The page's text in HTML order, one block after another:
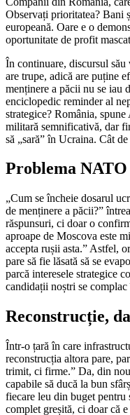
Observați prioritatea? Bani
europeană. Oare e o
oportunitate de profit
În continuare, discursul său
are trupe, adică are puține
menținere a păcii nu se iau
enciclopedic reminder al
strategice? România,
militară semnificativă, dar
să „sară” în Ucraina. Cât
Problema NATO
„Cum se încheie dosarul
de menținere a păcii?”
răspunsuri, ci doar o
aproape de Moscova este
accepta rușii asta.” Astfel,
pare să fie lăsată să se
parcă interesele strategice
candidații noștri se
Reconstrucție,
Într-o țară în care
reconstrucția altora pare,
trimit, ci firme.” Da, din
capabile să ducă la bun
fiecare leu din buget
complet greșită, ci doar că